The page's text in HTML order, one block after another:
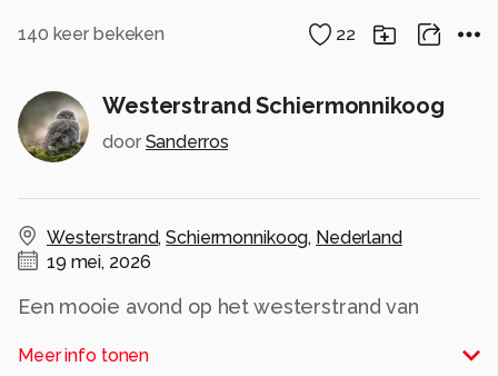
140 keer bekeken 22
Westerstrand Schiermonnikoog
door Sanderros
Westerstrand,Schiermonnikoog, Nederland
19 mei, 2026
Een mooie avond op het westerstrand van
de avond eindigde met een prachtige
Meer info tonen